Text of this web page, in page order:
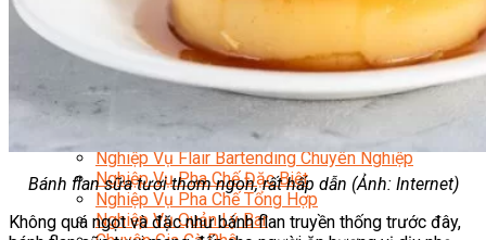
Bí Quyết Kinh Doanh và Vận Hành Mô Hình Ẩm
Thực
Video Dạy Nấu Ăn
Pha Chế
Nghiệp Vụ Bar Trưởng
Nghiệp Vụ Bartender Chuyên Nghiệp
Nghiệp Vụ Barista Chuyên Nghiệp
Nghiệp Vụ Flair Bartending Chuyên Nghiệp
Nghiệp Vụ Pha Chế Đặc Biệt
Nghiệp Vụ Pha Chế Tổng Hợp
Nghiệp Vụ Quản Lý Bar
Bánh flan sữa tươi thơm ngon, rất hấp dẫn (Ảnh: Internet)
Không quá ngọt và đặc như bánh flan truyền thống trước đây,